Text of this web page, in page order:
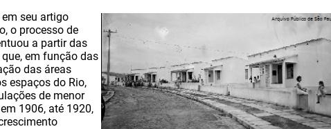
seu artigo
o processo de
a partir das
em função das
das áreas
espaços do Rio,
de menor
1906, até 1920,